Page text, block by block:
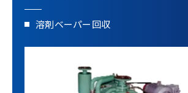
溶剤ベーパー回収